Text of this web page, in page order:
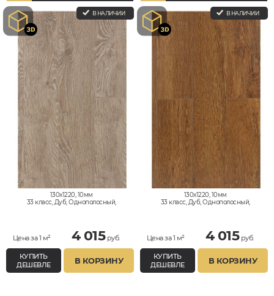
В НАЛИЧИИ
130x1220, 10мм
33 класс, Дуб, Однополосный,
Цена за 1 м² 4 015руб.
КУПИТЬ
ДЕШЕВЛЕ
В КОРЗИНУ
В НАЛИЧИИ
130x1220, 10мм
33 класс, Дуб, Однополосный,
Цена за 1 м² 4 015руб.
КУПИТЬ
ДЕШЕВЛЕ
В КОРЗИНУ